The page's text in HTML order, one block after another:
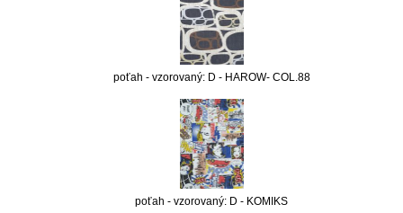
poťah - vzorovaný: D - HAROW- COL.88
poťah - vzorovaný: D - KOMIKS